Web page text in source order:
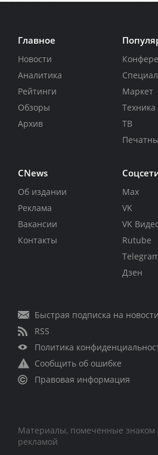
Главное
Новости
Аналитика
Рейтинги
Обзоры
Архив
Маркет
Техника
ТВ
CNews
Об издании
Реклама
Вакансии
Контакты
Max
VK
VK
Rutube
Дзен
Быстрая подписка на новости
RSS
Политика
Сообщить об ошибке
Правовая информация
Материалы, помеченные знаком
рекламой